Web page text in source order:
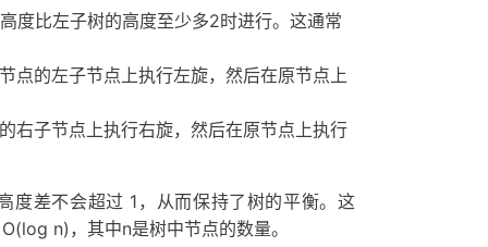
度比左子树的高度至少多2时进行。这通常
点的左子节点上执行左旋，然后在原节点上
右子节点上执行右旋，然后在原节点上执行
度差不会超过 1，从而保持了树的平衡。这
n)，其中n是树中节点的数量。